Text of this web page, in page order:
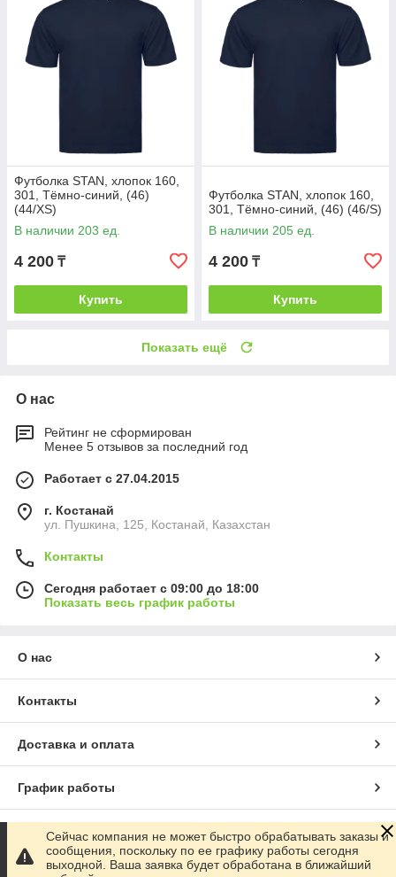
Футболка STAN, хлопок 160,
301, Тёмно-синий, (46)
(44/XS)
В наличии 203 ед.
4 200 ₸
Купить
Футболка STAN, хлопок 160,
301, Тёмно-синий, (46) (46/S)
В наличии 205 ед.
4 200 ₸
Купить
Показать ещё
О нас
Рейтинг не сформирован
Менее 5 отзывов за последний год
Работает с 27.04.2015
г. Костанай
ул. Пушкина, 125, Костанай, Казахстан
Контакты
Сегодня работает с 09:00 до 18:00
Показать весь график работы
О нас
Контакты
Доставка и оплата
График работы
Полная версия сайта
Сейчас компания не может быстро обрабатывать заказы и
сообщения, поскольку по ее графику работы сегодня
выходной. Ваша заявка будет обработана в ближайший